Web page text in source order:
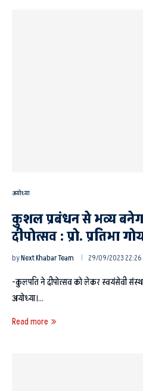
अयोध्या
कुशल प्रबंधन से भव्य
दीपोत्सव : प्रो. प्रतिभा
byNext Khabar Team 29/09/2023 22:26
-कुलपति ने दीपोत्सव को लेकर स्वयंसेवी
अयोध्या।…
Read more